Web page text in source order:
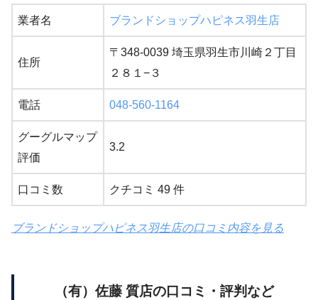
業者名 ブランドショップハピネス羽生店
住所
〒348-0039 埼玉県羽生市川崎２丁目
２８１−３
電話 048-560-1164
グーグルマップ
評価
3.2
口コミ数 クチコミ 49 件
ブランドショップハピネス羽生店の口コミ内容を見る
（有）佐藤 質店の口コミ・評判など